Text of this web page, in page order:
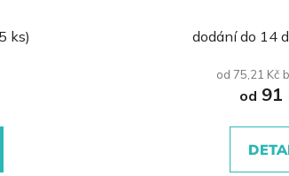
ks)
je
z
dodání do 14
od 75,21 Kč
od 91